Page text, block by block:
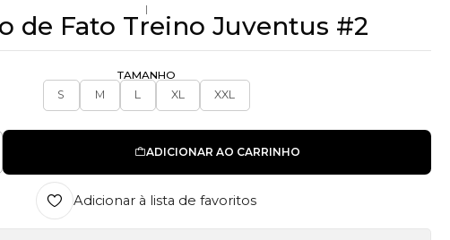
|
de Fato Treino Juventus #2
TAMANHO
S
M L XL XXL
ADICIONAR AO CARRINHO
Adicionar à lista de favoritos